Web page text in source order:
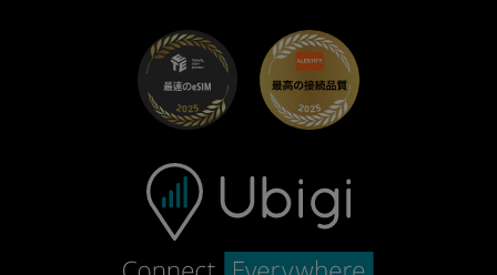
トラブルシューティング
ヘルプセンター
お問い合わせ先